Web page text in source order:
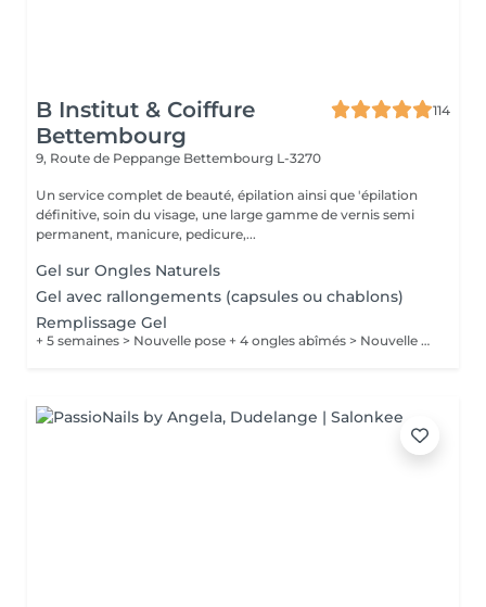
B Institut & Coiffure
Bettembourg
114
9, Route de Peppange Bettembourg L-3270
Un service complet de beauté, épilation ainsi que 'épilation
définitive, soin du visage, une large gamme de vernis semi
permanent, manicure, pedicure,...
Gel sur Ongles Naturels
Gel avec rallongements (capsules ou chablons)
Remplissage Gel
+ 5 semaines > Nouvelle pose + 4 ongles abîmés > Nouvelle pose